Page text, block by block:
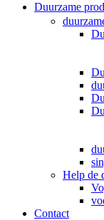
Duurzame
Help de
Contact